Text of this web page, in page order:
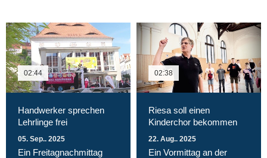
02:44
Handwerker sprechen
Lehrlinge frei
05. Sep.. 2025
Ein Freitagnachmittag
02:38
Riesa soll einen
Kinderchor bekommen
22. Aug.. 2025
Ein Vormittag an der